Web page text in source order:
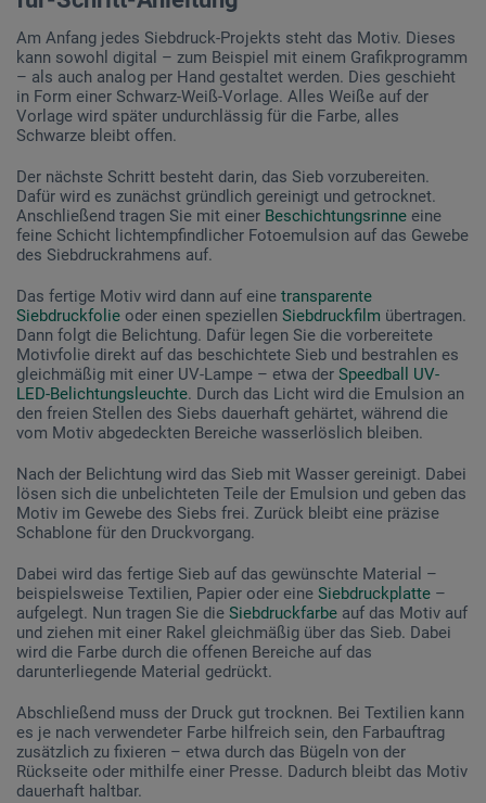
Am Anfang jedes Siebdruck-Projekts steht das Motiv. Dieses
kann sowohl digital – zum Beispiel mit einem Grafikprogramm
– als auch analog per Hand gestaltet werden. Dies geschieht
in Form einer Schwarz-Weiß-Vorlage. Alles Weiße auf der
Vorlage wird später undurchlässig für die Farbe, alles
Schwarze bleibt offen.
Der nächste Schritt besteht darin, das Sieb vorzubereiten.
Dafür wird es zunächst gründlich gereinigt und getrocknet.
Anschließend tragen Sie mit einer Beschichtungsrinne eine
feine Schicht lichtempfindlicher Fotoemulsion auf das Gewebe
des Siebdruckrahmens auf.
Das fertige Motiv wird dann auf eine transparente
Siebdruckfolie oder einen speziellen Siebdruckfilm übertragen.
Dann folgt die Belichtung. Dafür legen Sie die vorbereitete
Motivfolie direkt auf das beschichtete Sieb und bestrahlen es
gleichmäßig mit einer UV-Lampe – etwa der Speedball UV-
LED-Belichtungsleuchte. Durch das Licht wird die Emulsion an
den freien Stellen des Siebs dauerhaft gehärtet, während die
vom Motiv abgedeckten Bereiche wasserlöslich bleiben.
Nach der Belichtung wird das Sieb mit Wasser gereinigt. Dabei
lösen sich die unbelichteten Teile der Emulsion und geben das
Motiv im Gewebe des Siebs frei. Zurück bleibt eine präzise
Schablone für den Druckvorgang.
Dabei wird das fertige Sieb auf das gewünschte Material –
beispielsweise Textilien, Papier oder eine Siebdruckplatte –
aufgelegt. Nun tragen Sie die Siebdruckfarbe auf das Motiv auf
und ziehen mit einer Rakel gleichmäßig über das Sieb. Dabei
wird die Farbe durch die offenen Bereiche auf das
darunterliegende Material gedrückt.
Abschließend muss der Druck gut trocknen. Bei Textilien kann
es je nach verwendeter Farbe hilfreich sein, den Farbauftrag
zusätzlich zu fixieren – etwa durch das Bügeln von der
Rückseite oder mithilfe einer Presse. Dadurch bleibt das Motiv
dauerhaft haltbar.